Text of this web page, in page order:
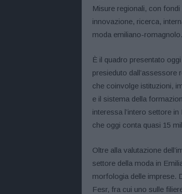
Misure regionali, con
innovazione, ricerca,
moda emiliano-romagnolo.
È il quadro presentato
presieduto
che coinvolge istituzioni,
e il sistema della
interessa l’intero settore
che oggi conta quasi 15
Oltre alla valutazione
settore della moda in
morfologia delle imprese.
Fesr, fra cui uno sulle